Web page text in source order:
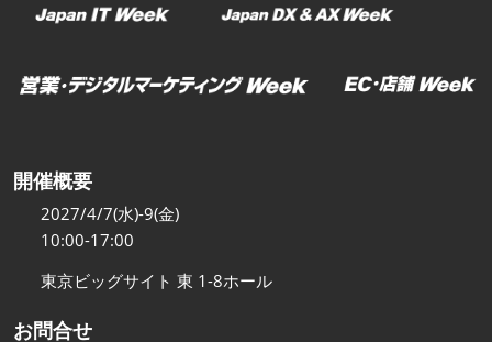
開催概要
2027/4/7(水)-9(金)
10:00-17:00
東京ビッグサイト 東 1-8ホール
お問合せ